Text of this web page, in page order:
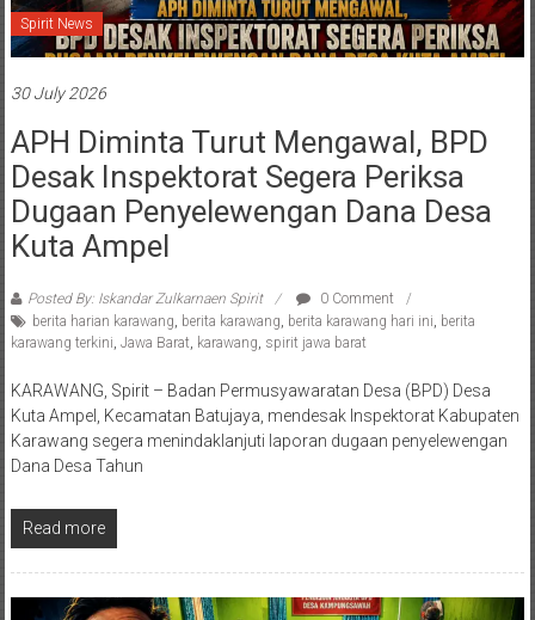
Spirit News
30 July 2026
APH Diminta Turut Mengawal, BPD
Desak Inspektorat Segera Periksa
Dugaan Penyelewengan Dana Desa
Kuta Ampel
Posted By: Iskandar Zulkarnaen Spirit
0 Comment
berita harian karawang, berita karawang, berita karawang hari ini, berita
karawang terkini, Jawa Barat, karawang, spirit jawa barat
KARAWANG, Spirit – Badan Permusyawaratan Desa (BPD) Desa
Kuta Ampel, Kecamatan Batujaya, mendesak Inspektorat Kabupaten
Karawang segera menindaklanjuti laporan dugaan penyelewengan
Dana Desa Tahun
Read more